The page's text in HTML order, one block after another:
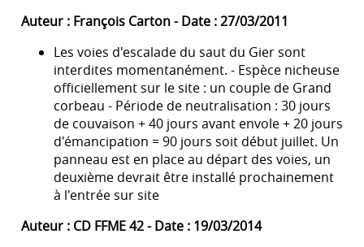
Auteur : François Carton - Date : 27/03/2011
Les voies d'escalade du saut du Gier sont
interdites momentanément. - Espèce nicheuse
officiellement sur le site : un couple de Grand
corbeau - Période de neutralisation : 30 jours
de couvaison + 40 jours avant envole + 20 jours
d'émancipation = 90 jours soit début juillet. Un
panneau est en place au départ des voies, un
deuxième devrait être installé prochainement
à l'entrée sur site
Auteur : CD FFME 42 - Date : 19/03/2014